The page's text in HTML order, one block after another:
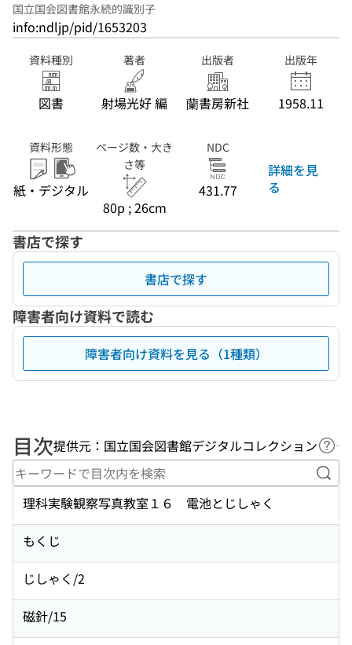
国立国会図書館永続的識別子
info:ndljp/pid/1653203
資料種別
図書
著者
射場光好 編
出版者
蘭書房新社
出版年
1958.11
資料形態
紙・デジタル
ページ数・大き
さ等
80p ; 26cm
NDC
431.77
詳細を見
る
書店で探す
書店で探す
障害者向け資料で読む
障害者向け資料を見る（1種類）
目次提供元：国立国会図書館デジタルコレクション ヘ
キ
理科実験観察写真教室１６ 電池とじしゃく
もくじ
じしゃく/2
磁針/15